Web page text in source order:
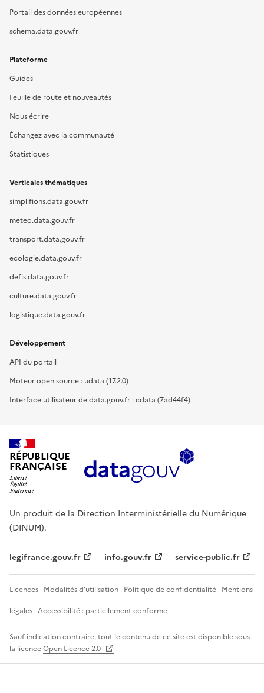
Portail des données européennes
schema.data.gouv.fr
Plateforme
Guides
Feuille de route et nouveautés
Nous écrire
Échangez avec la communauté
Statistiques
Verticales thématiques
simplifions.data.gouv.fr
meteo.data.gouv.fr
transport.data.gouv.fr
ecologie.data.gouv.fr
defis.data.gouv.fr
culture.data.gouv.fr
logistique.data.gouv.fr
Développement
API du portail
Moteur open source : udata (17.2.0)
Interface utilisateur de data.gouv.fr : cdata (7ad44f4)
RÉPUBLIQUE
FRANÇAISE
Un produit de la Direction Interministérielle du Numérique
(DINUM).
legifrance.gouv.fr info.gouv.fr service-public.fr
Licences Modalités d'utilisation Politique de confidentialité Mentions
légales Accessibilité : partiellement conforme
Sauf indication contraire, tout le contenu de ce site est disponible sous
la licenceOpen Licence 2.0